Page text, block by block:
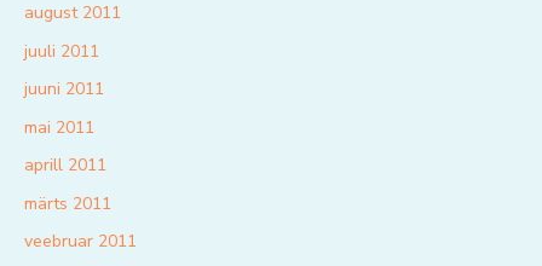
august 2011
juuli 2011
juuni 2011
mai 2011
aprill 2011
märts 2011
veebruar 2011